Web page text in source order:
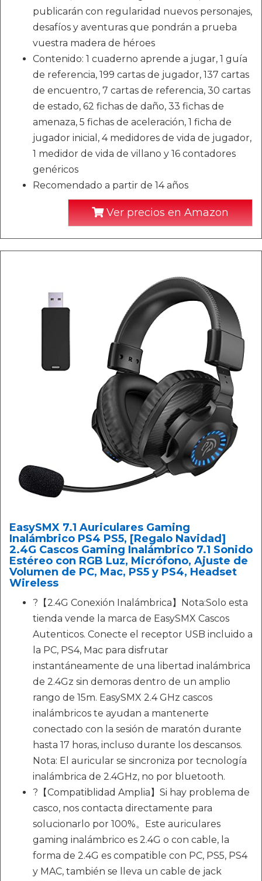
publicarán con regularidad nuevos personajes,
desafíos y aventuras que pondrán a prueba
vuestra madera de héroes
Contenido: 1 cuaderno aprende a jugar, 1 guía
de referencia, 199 cartas de jugador, 137 cartas
de encuentro, 7 cartas de referencia, 30 cartas
de estado, 62 fichas de daño, 33 fichas de
amenaza, 5 fichas de aceleración, 1 ficha de
jugador inicial, 4 medidores de vida de jugador,
1 medidor de vida de villano y 16 contadores
genéricos
Recomendado a partir de 14 años
Ver precios en Amazon
EasySMX 7.1 Auriculares Gaming
Inalámbrico PS4 PS5, [Regalo Navidad]
2.4G Cascos Gaming Inalámbrico 7.1 Sonido
Estéreo con RGB Luz, Micrófono, Ajuste de
Volumen de PC, Mac, PS5 y PS4, Headset
Wireless
?【2.4G Conexión Inalámbrica】Nota:Solo esta
tienda vende la marca de EasySMX Cascos
Autenticos. Conecte el receptor USB incluido a
la PC, PS4, Mac para disfrutar
instantáneamente de una libertad inalámbrica
de 2.4Gz sin demoras dentro de un amplio
rango de 15m. EasySMX 2.4 GHz cascos
inalámbricos te ayudan a mantenerte
conectado con la sesión de maratón durante
hasta 17 horas, incluso durante los descansos.
Nota: El auricular se sincroniza por tecnología
inalámbrica de 2.4GHz, no por bluetooth.
?【Compatiblidad Amplia】Si hay problema de
casco, nos contacta directamente para
solucionarlo por 100%。Este auriculares
gaming inalámbrico es 2.4G o con cable, la
forma de 2.4G es compatible con PC, PS5, PS4
y MAC, también se lleva un cable de jack